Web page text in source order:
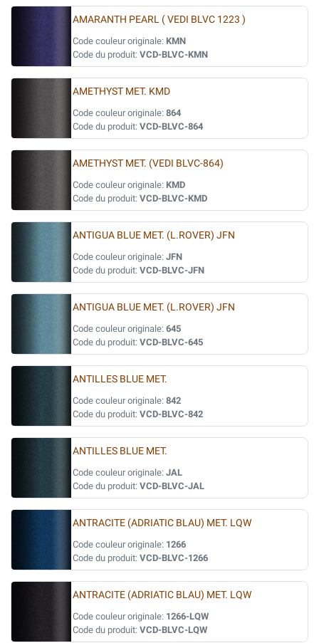
AMARANTH PEARL ( VEDI BLVC 1223 )
Code couleur originale: KMN
Code du produit: VCD-BLVC-KMN
AMETHYST MET. KMD
Code couleur originale: 864
Code du produit: VCD-BLVC-864
AMETHYST MET. (VEDI BLVC-864)
Code couleur originale: KMD
Code du produit: VCD-BLVC-KMD
ANTIGUA BLUE MET. (L.ROVER) JFN
Code couleur originale: JFN
Code du produit: VCD-BLVC-JFN
ANTIGUA BLUE MET. (L.ROVER) JFN
Code couleur originale: 645
Code du produit: VCD-BLVC-645
ANTILLES BLUE MET.
Code couleur originale: 842
Code du produit: VCD-BLVC-842
ANTILLES BLUE MET.
Code couleur originale: JAL
Code du produit: VCD-BLVC-JAL
ANTRACITE (ADRIATIC BLAU) MET. LQW
Code couleur originale: 1266
Code du produit: VCD-BLVC-1266
ANTRACITE (ADRIATIC BLAU) MET. LQW
Code couleur originale: 1266-LQW
Code du produit: VCD-BLVC-LQW